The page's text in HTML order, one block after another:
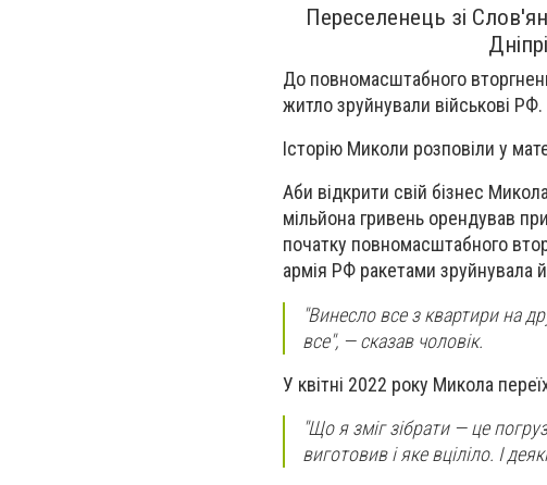
Переселенець зі
До повномасштабного
житло зруйнували військові РФ.
Історію Миколи розповіли у
Аби відкрити свій бізнес
мільйона гривень орендував
початку повномасштабного
армія РФ ракетами зруйнувала
"Винесло все з квартири на
все", — сказав чоловік.
У квітні 2022 року Микола
"Що я зміг зібрати — це
виготовив і яке вціліло. І